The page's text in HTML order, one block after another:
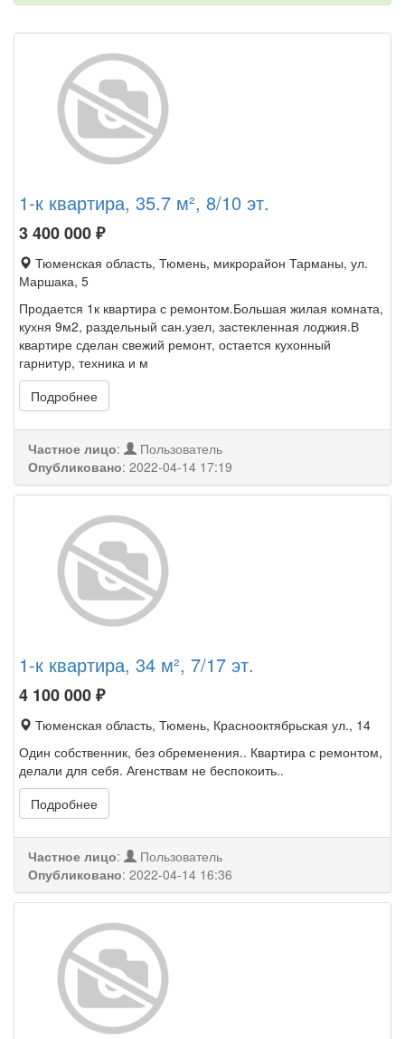
1-к квартира, 35.7 м², 8/10 эт.
3 400 000₽
Тюменская область, Тюмень, микрорайон Тарманы, ул.
Маршака, 5
Продается 1к квартира с ремонтом.Большая жилая комната,
кухня 9м2, раздельный сан.узел, застекленная лоджия.В
квартире сделан свежий ремонт, остается кухонный
гарнитур, техника и м
Подробнее
Частное лицо:
Пользователь
Опубликовано: 2022-04-14 17:19
1-к квартира, 34 м², 7/17 эт.
4 100 000₽
Тюменская область, Тюмень, Краснооктябрьская ул., 14
Один собственник, без обременения.. Квартира с ремонтом,
делали для себя. Агенствам не беспокоить..
Подробнее
Частное лицо:
Пользователь
Опубликовано: 2022-04-14 16:36